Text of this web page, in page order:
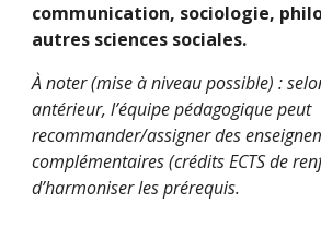
communication, sociologie,
autres sciences sociales.
À noter (mise à niveau possible) :
antérieur, l’équipe pédagogique peut
recommander/assigner des
complémentaires (crédits ECTS de
d’harmoniser les prérequis.